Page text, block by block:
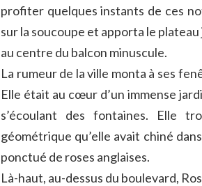
profiter quelques instants de ces
sur la soucoupe et apporta le
au centre du balcon minuscule.
La rumeur de la ville monta à ses
Elle était au cœur d’un immense
s’écoulant des fontaines. Elle
géométrique qu’elle avait chiné
ponctué de roses anglaises.
Là-haut, au-dessus du boulevard,